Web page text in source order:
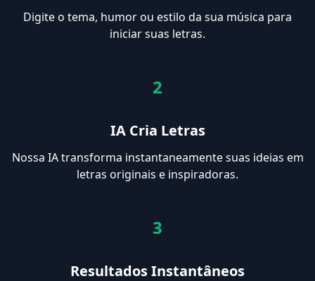
Digite o tema, humor ou estilo da sua música para
iniciar suas letras.
2
IA Cria Letras
Nossa IA transforma instantaneamente suas ideias em
letras originais e inspiradoras.
3
Resultados Instantâneos